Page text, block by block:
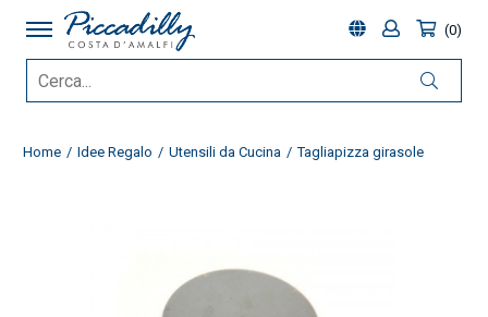
0
Home Idee Regalo Utensili da Cucina Tagliapizza girasole